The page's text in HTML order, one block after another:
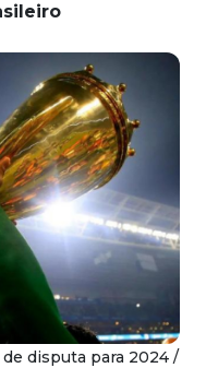
disputa para 2024 /